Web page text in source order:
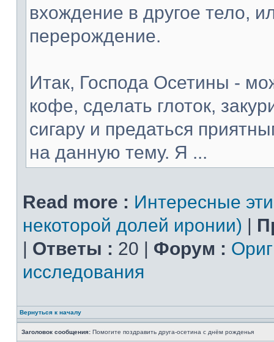
вхождение в другое тело,
перерождение.
Итак, Господа Осетины -
кофе, сделать глоток,
сигару и предаться
на данную тему. Я ...
Read more : Интересные
некоторой долей иронии) |
| Ответы : 20 | Форум :
исследования
Вернуться к началу
Заголовок сообщения: Помогите поздравить друга-осетина с днём рожденья